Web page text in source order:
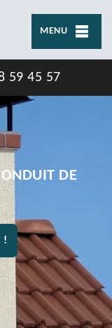
MENU
59 45 57
DE
!